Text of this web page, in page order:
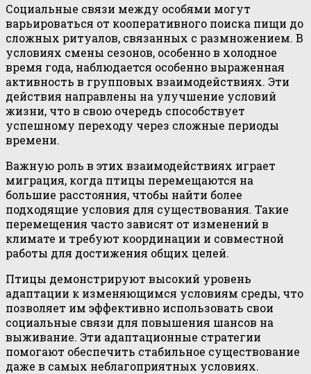
Социальные связи между особями могут
варьироваться от кооперативного поиска пищи до
сложных ритуалов, связанных с размножением. В
условиях смены сезонов, особенно в холодное
время года, наблюдается особенно выраженная
активность в групповых взаимодействиях. Эти
действия направлены на улучшение условий
жизни, что в свою очередь способствует
успешному переходу через сложные периоды
времени.
Важную роль в этих взаимодействиях играет
миграция, когда птицы перемещаются на
большие расстояния, чтобы найти более
подходящие условия для существования. Такие
перемещения часто зависят от изменений в
климате и требуют координации и совместной
работы для достижения общих целей.
Птицы демонстрируют высокий уровень
адаптации к изменяющимся условиям среды, что
позволяет им эффективно использовать свои
социальные связи для повышения шансов на
выживание. Эти адаптационные стратегии
помогают обеспечить стабильное существование
даже в самых неблагоприятных условиях.